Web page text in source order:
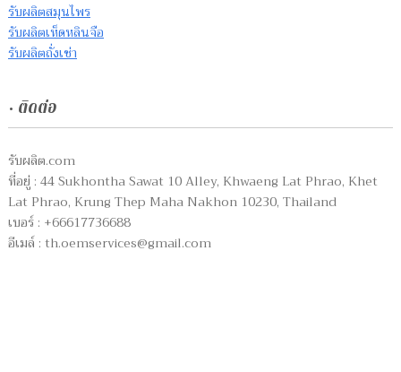
รับผลิตสมุนไพร
รับผลิตเห็ดหลินจือ
รับผลิตถั่งเช่า
• ติดต่อ
รับผลิต.com
ที่อยู่ : 44 Sukhontha Sawat 10 Alley, Khwaeng Lat Phrao, Khet
Lat Phrao, Krung Thep Maha Nakhon 10230, Thailand
เบอร์ : +66617736688
อีเมล์ : th.oemservices@gmail.com